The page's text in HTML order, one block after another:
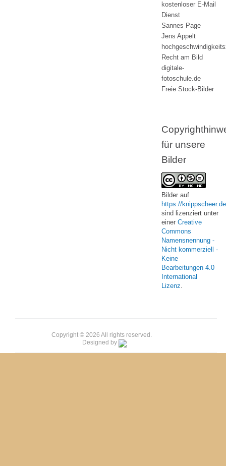
kostenloser E-Mail
Dienst
Sannes Page
Jens Appelt
Recht am Bild
digitale-
fotoschule.de
Freie Stock-Bilder
für unsere
Bilder
Bilder auf
https://knippscheer.de
sind lizenziert unter
einer Creative
Commons
Namensnennung -
Nicht kommerziell -
Keine
Bearbeitungen 4.0
International
Lizenz.
Copyright © 2026 All rights reserved.
Designed by